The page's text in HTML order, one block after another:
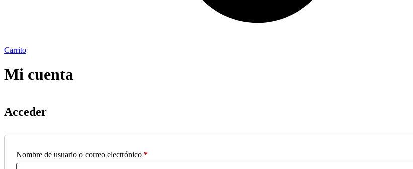
Carrito
Mi cuenta
Acceder
Nombre de usuario o correo electrónico *Obligatorio